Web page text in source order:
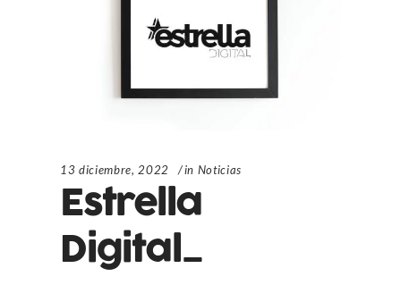
13 diciembre, 2022 in Noticias
Estrella
Digital_